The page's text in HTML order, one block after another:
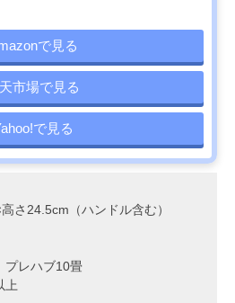
で見る
市場で見る
で見る
さ24.5cm（ハンドル含む）
プレハブ10畳
上